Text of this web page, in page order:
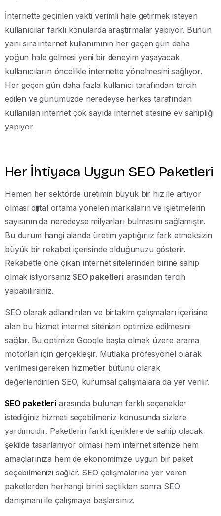
İnternette geçirilen vakti verimli hale getirmek isteyen
kullanıcılar farklı konularda araştırmalar yapıyor. Bunun
yanı sıra internet kullanımının her geçen gün daha
yoğun hale gelmesi yeni bir deneyim yaşayacak
kullanıcıların öncelikle internette yönelmesini sağlıyor.
Her geçen gün daha fazla kullanıcı tarafından tercih
edilen ve günümüzde neredeyse herkes tarafından
kullanılan internet çok sayıda internet sitesine ev sahipliği
yapıyor.
Her İhtiyaca Uygun SEO Paketleri
Hemen her sektörde üretimin büyük bir hız ile artıyor
olması dijital ortama yönelen markaların ve işletmelerin
sayısının da neredeyse milyarları bulmasını sağlamıştır.
Bu durum hangi alanda üretim yaptığınız fark etmeksizin
büyük bir rekabet içerisinde olduğunuzu gösterir.
Rekabette öne çıkan internet sitelerinden birine sahip
olmak istiyorsanız SEO paketleri arasından tercih
yapabilirsiniz.
SEO olarak adlandırılan ve birtakım çalışmaları içerisine
alan bu hizmet internet sitenizin optimize edilmesini
sağlar. Bu optimize Google başta olmak üzere arama
motorları için gerçekleşir. Mutlaka profesyonel olarak
verilmesi gereken hizmetler bütünü olarak
değerlendirilen SEO, kurumsal çalışmalara da yer verilir.
SEO paketleri arasında bulunan farklı seçenekler
istediğiniz hizmeti seçebilmeniz konusunda sizlere
yardımcıdır. Paketlerin farklı içeriklere de sahip olacak
şekilde tasarlanıyor olması hem internet sitenize hem
amaçlarınıza hem de ekonomimize uygun bir paket
seçebilmenizi sağlar. SEO çalışmalarına yer veren
paketlerden herhangi birini seçtikten sonra SEO
danışmanı ile çalışmaya başlarsınız.